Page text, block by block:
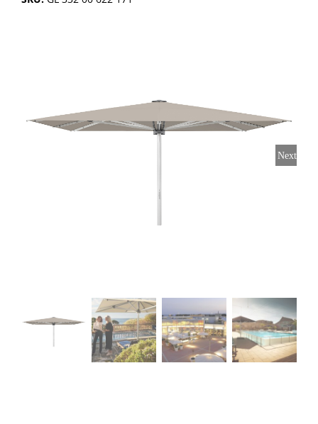
Muurparasols
Balkonklemmen
Beschermhoezen
Next